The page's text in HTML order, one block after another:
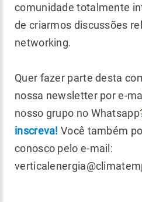
comunidade totalmente
de criarmos discussões
networking.
Quer fazer parte desta
nossa newsletter por e-
nosso grupo no
inscreva! Você também
conosco pelo e-mail: